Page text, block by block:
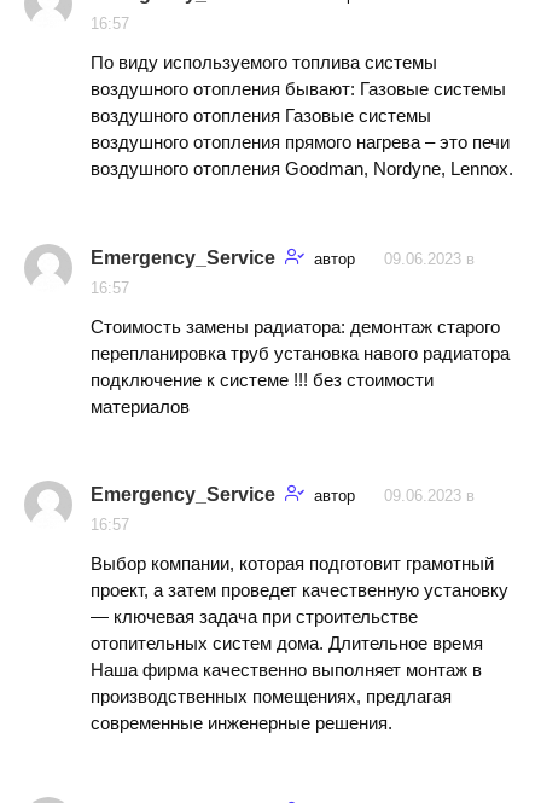
16:57
По виду используемого топлива системы
воздушного отопления бывают: Газовые системы
воздушного отопления Газовые системы
воздушного отопления прямого нагрева – это печи
воздушного отопления Goodman, Nordyne, Lennox.
Emergency_Service автор
09.06.2023 в
16:57
Стоимость замены радиатора: демонтаж старого
перепланировка труб установка навого радиатора
подключение к системе !!! без стоимости
материалов
Emergency_Service автор
09.06.2023 в
16:57
Выбор компании, которая подготовит грамотный
проект, а затем проведет качественную установку
— ключевая задача при строительстве
отопительных систем дома. Длительное время
Наша фирма качественно выполняет монтаж в
производственных помещениях, предлагая
современные инженерные решения.